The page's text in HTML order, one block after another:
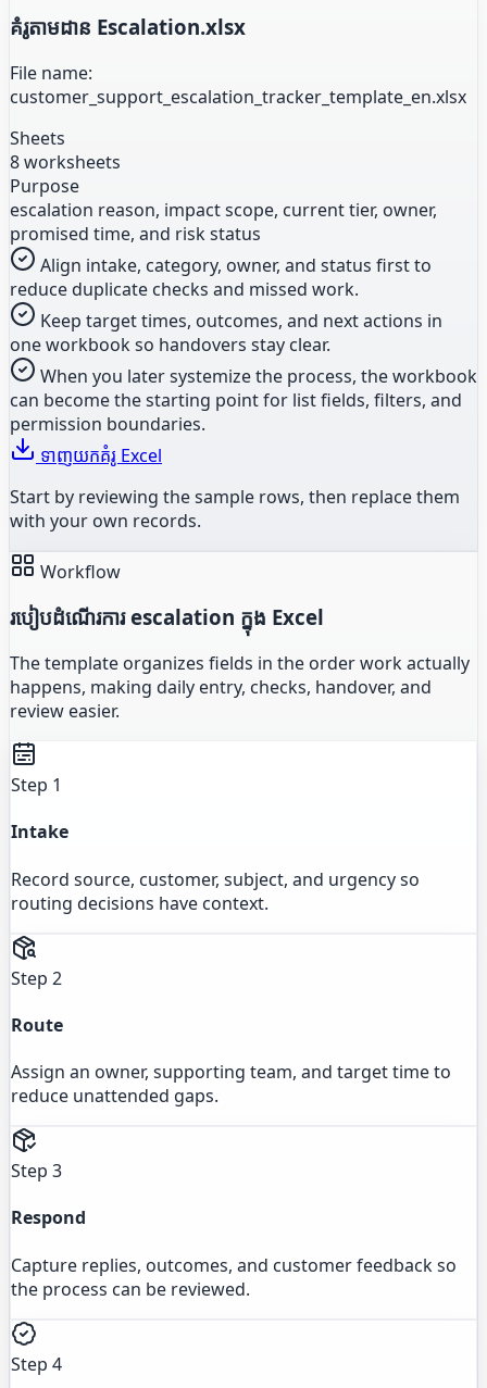
គំរូតាមដាន Escalation.xlsx
File name:
customer_support_escalation_tracker_template_en.xlsx
Sheets
8 worksheets
Purpose
escalation reason, impact scope, current tier, owner,
promised time, and risk status
Align intake, category, owner, and status first to
reduce duplicate checks and missed work.
Keep target times, outcomes, and next actions in
one workbook so handovers stay clear.
When you later systemize the process, the workbook
can become the starting point for list fields, filters, and
permission boundaries.
ទាញយកគំរូ Excel
Start by reviewing the sample rows, then replace them
with your own records.
Workflow
របៀបដំណើរការ escalation ក្នុង Excel
The template organizes fields in the order work actually
happens, making daily entry, checks, handover, and
review easier.
Step 1
Intake
Record source, customer, subject, and urgency so
routing decisions have context.
Step 2
Route
Assign an owner, supporting team, and target time to
reduce unattended gaps.
Step 3
Respond
Capture replies, outcomes, and customer feedback so
the process can be reviewed.
Step 4